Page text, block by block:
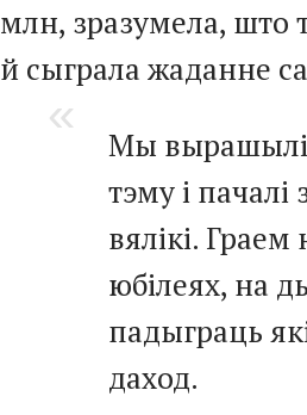
млн, зразумела, што
й сыграла жаданне
Мы вырашылі
тэму і
вялікі.
юбілеях, на
падыграць
даход.